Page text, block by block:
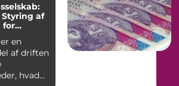
af
for
en
af driften
hvad